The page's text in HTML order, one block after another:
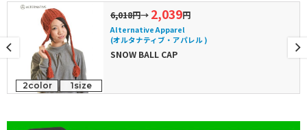
2color 1size
6,018円→ 2,039円
Alternative Apparel
(オルタナティブ・アパレル )
SNOW BALL CAP